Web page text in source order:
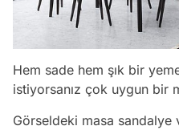
Hem sade hem şık bir
istiyorsanız çok uygun bir
Görseldeki masa sandalye